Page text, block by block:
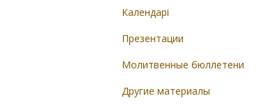
Календарі
Презентации
Молитвенные бюллетени
Другие материалы